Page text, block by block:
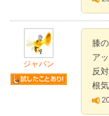
ジャパン
膝
ア
反
根